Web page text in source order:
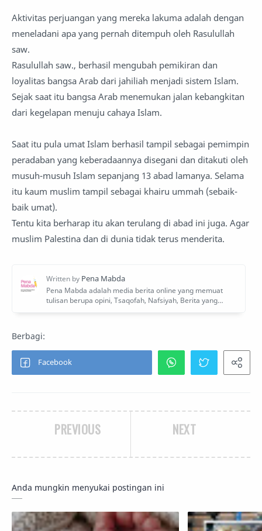
Aktivitas perjuangan yang mereka lakuma adalah dengan
meneladani apa yang pernah ditempuh oleh Rasulullah
saw.
Rasulullah saw., berhasil mengubah pemikiran dan
loyalitas bangsa Arab dari jahiliah menjadi sistem Islam.
Sejak saat itu bangsa Arab menemukan jalan kebangkitan
dari kegelapan menuju cahaya Islam.
Saat itu pula umat Islam berhasil tampil sebagai pemimpin
peradaban yang keberadaannya disegani dan ditakuti oleh
musuh-musuh Islam sepanjang 13 abad lamanya. Selama
itu kaum muslim tampil sebagai khairu ummah (sebaik-
baik umat).
Tentu kita berharap itu akan terulang di abad ini juga. Agar
muslim Palestina dan di dunia tidak terus menderita.
NEXT
PREVIOUS
Anda mungkin menyukai postingan ini